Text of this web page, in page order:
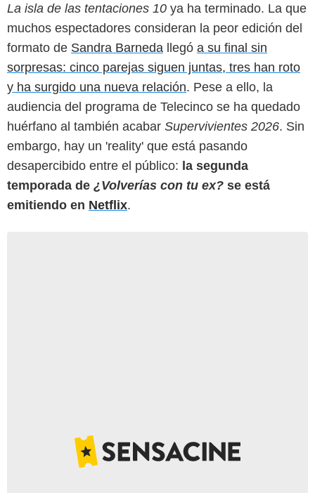
La isla de las tentaciones 10 ya ha terminado. La que
muchos espectadores consideran la peor edición del
formato de Sandra Barneda llegó a su final sin
sorpresas: cinco parejas siguen juntas, tres han roto
y ha surgido una nueva relación. Pese a ello, la
audiencia del programa de Telecinco se ha quedado
huérfano al también acabar Supervivientes 2026. Sin
embargo, hay un 'reality' que está pasando
desapercibido entre el público: la segunda
temporada de ¿Volverías con tu ex? se está
emitiendo en Netflix.